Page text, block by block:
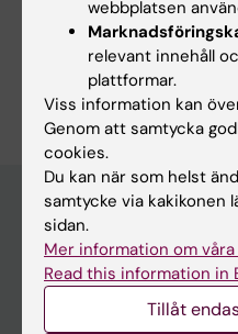
Huvudmeny
Utbildning
Forskarutbildning
webbplatsen
relevant innehåll
plattformar.
Viss information kan
Genom att samtycka
cookies.
Du kan när som helst
samtycke via kakikonen
sidan.
Mer information om våra
Read this information in
Tillåt